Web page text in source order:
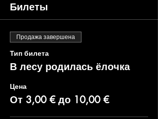
Билеты
Продажа завершена
Тип билета
В лесу родилась ёлочка
Цена
От 3,00 € до 10,00 €